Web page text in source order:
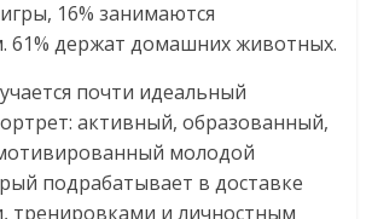
16% занимаются
61% держат домашних животных.
почти идеальный
активный, образованный,
молодой
подрабатывает в доставке
тренировками и личностным